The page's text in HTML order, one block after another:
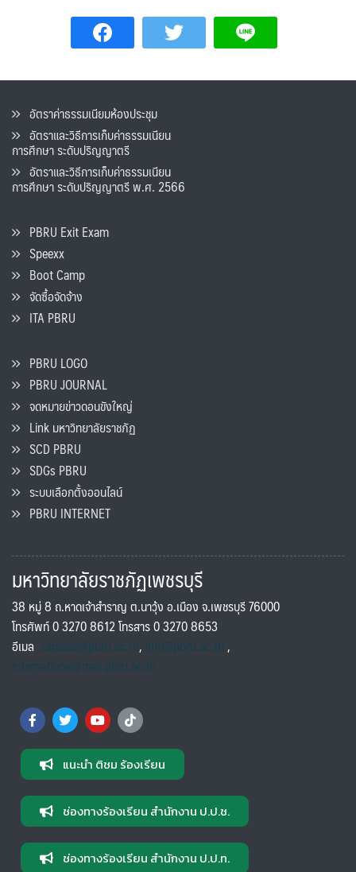
อัตราค่าธรรมเนียมห้องประชุม
อัตราและวิธีการเก็บค่าธรรมเนียน
การศึกษา ระดับปริญญาตรี
อัตราและวิธีการเก็บค่าธรรมเนียน
การศึกษา ระดับปริญญาตรี พ.ศ. 2566
PBRU Exit Exam
Speexx
Boot Camp
จัดซื้อจัดจ้าง
ITA PBRU
PBRU LOGO
PBRU JOURNAL
จดหมายข่าวดอนขังใหญ่
Link มหาวิทยาลัยราชภัฏ
SCD PBRU
SDGs PBRU
ระบบเลือกตั้งออนไลน์
PBRU INTERNET
มหาวิทยาลัยราชภัฏเพชรบุรี
38 หมู่ 8 ถ.หาดเจ้าสำราญ ต.นาวุ้ง อ.เมือง จ.เพชรบุรี 76000
โทรศัพท์ 0 3270 8612 โทรสาร 0 3270 8653
อีเมล saraban@pbru.ac.th, info@pbru.ac.th,
international@mail.pbru.ac.th
แนะนำ ติชม ร้องเรียน
ช่องทางร้องเรียน สำนักงาน ป.ป.ช.
ช่องทางร้องเรียน สำนักงาน ป.ป.ท.